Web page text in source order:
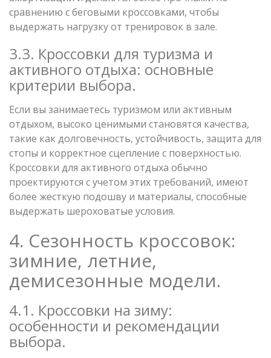
сравнению с беговыми кроссовками, чтобы
выдержать нагрузку от тренировок в зале.
3.3. Кроссовки для туризма и
активного отдыха: основные
критерии выбора.
Если вы занимаетесь туризмом или активным
отдыхом, высоко ценимыми становятся качества,
такие как долговечность, устойчивость, защита для
стопы и корректное сцепление с поверхностью.
Кроссовки для активного отдыха обычно
проектируются с учетом этих требований, имеют
более жесткую подошву и материалы, способные
выдержать шероховатые условия.
4. Сезонность кроссовок:
зимние, летние,
демисезонные модели.
4.1. Кроссовки на зиму:
особенности и рекомендации
выбора.